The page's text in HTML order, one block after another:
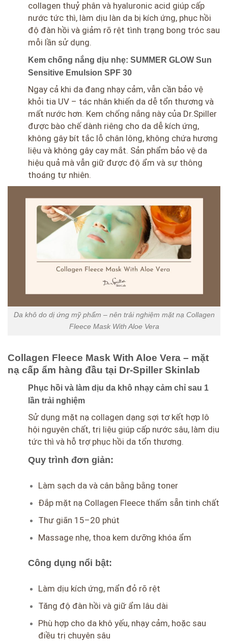
collagen thuỷ phân và hyaluronic acid giúp cấp
nước tức thì, làm dịu làn da bị kích ứng, phục hồi
độ đàn hồi và giảm rõ rệt tình trạng bong tróc sau
mỗi lần sử dụng.
Kem chống nắng dịu nhẹ: SUMMER GLOW Sun
Sensitive Emulsion SPF 30
Ngay cả khi da đang nhạy cảm, vẫn cần bảo vệ
khỏi tia UV – tác nhân khiến da dễ tổn thương và
mất nước hơn. Kem chống nắng này của Dr.Spiller
được bào chế dành riêng cho da dễ kích ứng,
không gây bít tắc lỗ chân lông, không chứa hương
liệu và không gây cay mắt. Sản phẩm bảo vệ da
hiệu quả mà vẫn giữ được độ ẩm và sự thông
thoáng tự nhiên.
Da khô do dị ứng mỹ phẩm – nên trải nghiệm mặt nạ Collagen
Fleece Mask With Aloe Vera
Collagen Fleece Mask With Aloe Vera – mặt
nạ cấp ẩm hàng đầu tại Dr-Spiller Skinlab
Phục hồi và làm dịu da khô nhạy cảm chỉ sau 1
lần trải nghiệm
Sử dụng mặt nạ collagen dạng sợi tơ kết hợp lô
hội nguyên chất, trị liệu giúp cấp nước sâu, làm dịu
tức thì và hỗ trợ phục hồi da tổn thương.
Quy trình đơn giản:
Làm sạch da và cân bằng bằng toner
Đắp mặt nạ Collagen Fleece thấm sẵn tinh chất
Thư giãn 15–20 phút
Massage nhẹ, thoa kem dưỡng khóa ẩm
Công dụng nổi bật:
Làm dịu kích ứng, mẩn đỏ rõ rệt
Tăng độ đàn hồi và giữ ẩm lâu dài
Phù hợp cho da khô yếu, nhạy cảm, hoặc sau
điều trị chuyên sâu